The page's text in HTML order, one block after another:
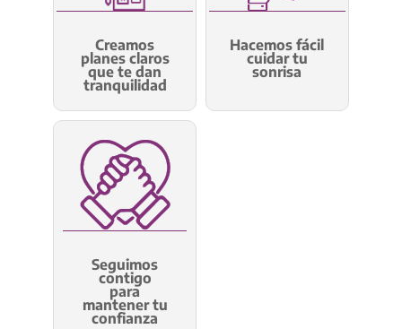
Creamos
planes claros
que te dan
tranquilidad
Hacemos fácil
cuidar tu
sonrisa
Seguimos
contigo
para
mantener tu
confianza